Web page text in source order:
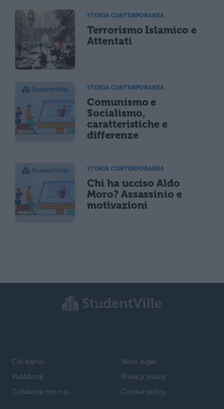
STORIA CONTEMPORANEA
Terrorismo Islamico e
Attentati
STORIA CONTEMPORANEA
Comunismo e
Socialismo,
caratteristiche e
differenze
STORIA CONTEMPORANEA
Chi ha ucciso Aldo
Moro? Assassinio e
motivazioni
Chi siamo
Pubblicità
Collabora con noi
Note legali
Privacy policy
Cookie policy